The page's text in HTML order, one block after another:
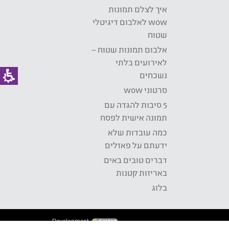
איך לצלם תמונות
wow לאלבום דיגיטלי
שטוח
אלבום תמונות שטוח –
לאירועים בלתי
נשכחים
סרטוני wow
5 סיבות להגדה עם
תמונה אישית לפסח
כמה עובדות שלא
ידעתם על פאזלים
דברים טובים באים
באריזות קטנות
בלוג
Development: